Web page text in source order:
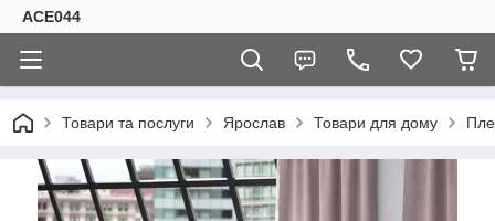
ACE044
Товари та послуги Ярослав Товари для дому